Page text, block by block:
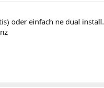
oder einfach ne dual install.